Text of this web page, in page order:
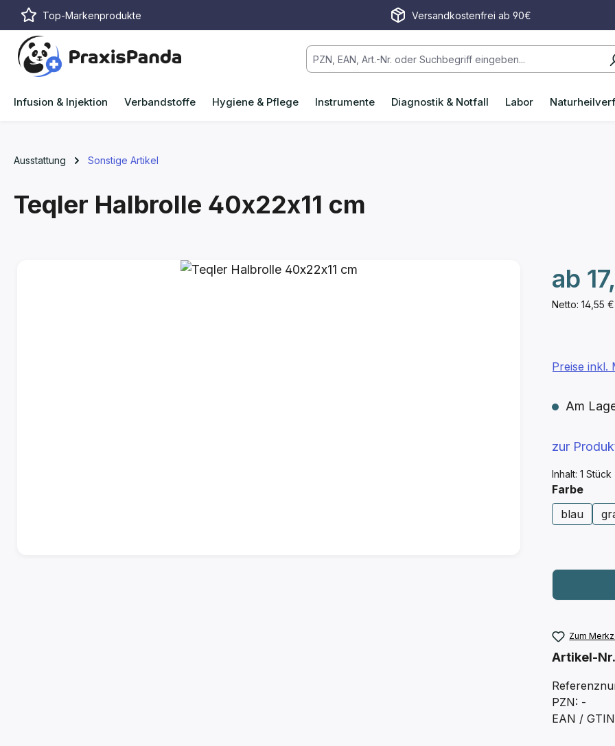
Hauptinhalt springen
Zur Suche springen
Zur Hauptnavigation springen
Top-Markenprodukte Versandkostenfrei ab 90€
Infusion & Injektion Verbandstoffe Hygiene & Pflege Instrumente Diagnostik & Notfall Labor
Ausstattung Sonstige Artikel
Teqler Halbrolle 40x22x11 cm
Netto: 14,55 €
ab
Inhalt: 1 Stück
Preise inkl.
Am
zur
Farbe
blau
Zum
Artikel-
PZN: -
EAN /